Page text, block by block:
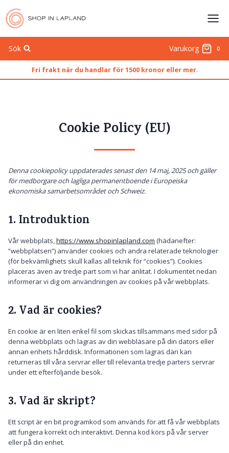
content
Sök Varukorg 0
Fri frakt när du handlar för 1500 kronor eller mer.
Cookie Policy (EU)
Denna cookiepolicy uppdaterades senast den 14 maj, 2025 och gäller
för medborgare och lagliga permanentboende i Europeiska
ekonomiska samarbetsområdet och Schweiz.
1. Introduktion
Vår webbplats,https://www.shopinlapland.com (hädanefter:
”webbplatsen”) använder cookies och andra relaterade teknologier
(för bekvämlighets skull kallas all teknik för ”cookies”). Cookies
placeras även av tredje part som vi har anlitat. I dokumentet nedan
informerar vi dig om användningen av cookies på vår webbplats.
2. Vad är cookies?
En cookie är en liten enkel fil som skickas tillsammans med sidor på
denna webbplats och lagras av din webbläsare på din dators eller
annan enhets hårddisk. Informationen som lagras däri kan
returneras till våra servrar eller till relevanta tredje parters servrar
under ett efterföljande besök.
3. Vad är skript?
Ett script är en bit programkod som används för att få vår webbplats
att fungera korrekt och interaktivt. Denna kod körs på vår server
eller på din enhet.